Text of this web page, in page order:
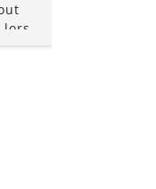
lors
et